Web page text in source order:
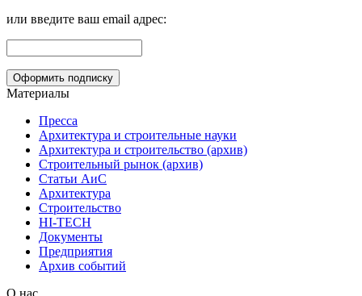
или введите ваш email адрес:
Материалы
Пресса
Архитектура и строительные науки
Архитектура и строительство (архив)
Строительный рынок (архив)
Статьи АиС
Архитектура
Строительство
HI-TECH
Документы
Предприятия
Архив событий
О нас